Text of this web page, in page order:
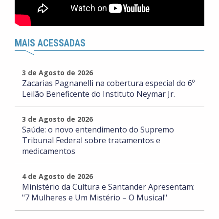
MAIS ACESSADAS
3 de Agosto de 2026
Zacarias Pagnanelli na cobertura especial do 6º
Leilão Beneficente do Instituto Neymar Jr.
3 de Agosto de 2026
Saúde: o novo entendimento do Supremo
Tribunal Federal sobre tratamentos e
medicamentos
4 de Agosto de 2026
Ministério da Cultura e Santander Apresentam:
"7 Mulheres e Um Mistério – O Musical"